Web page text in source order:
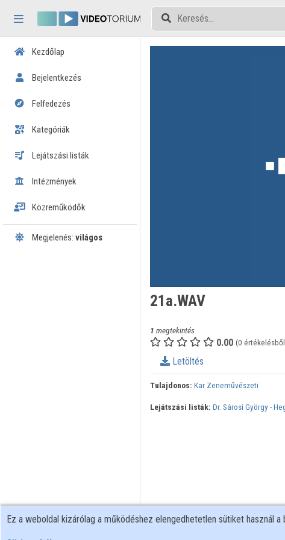
Tartalom kihagyása
Kezdőlap
Bejelentkezés
Felfedezés
Kategóriák
Lejátszási listák
Intézmények
Közreműködők
Megjelenés: világos
21a.WAV
1 megtekintés
0.00 (0
Letöltés
Tulajdonos: Kar Zeneművészeti
Lejátszási listák: Dr. Sárosi György -
Ez a weboldal kizárólag a működéshez elengedhetetlen sütiket használ